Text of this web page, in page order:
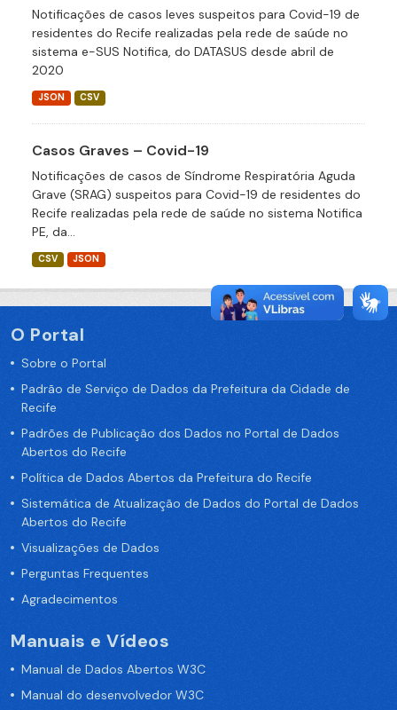
Notificações de casos leves suspeitos para Covid-19 de
residentes do Recife realizadas pela rede de saúde no
sistema e-SUS Notifica, do DATASUS desde abril de
2020
JSON CSV
Casos Graves – Covid-19
Notificações de casos de Síndrome Respiratória Aguda
Grave (SRAG) suspeitos para Covid-19 de residentes do
Recife realizadas pela rede de saúde no sistema Notifica
PE, da...
CSV JSON
O Portal
Sobre o Portal
Padrão de Serviço de Dados da Prefeitura da Cidade de
Recife
Padrões de Publicação dos Dados no Portal de Dados
Abertos do Recife
Política de Dados Abertos da Prefeitura do Recife
Sistemática de Atualização de Dados do Portal de Dados
Abertos do Recife
Visualizações de Dados
Perguntas Frequentes
Agradecimentos
Manuais e Vídeos
Manual de Dados Abertos W3C
Manual do desenvolvedor W3C